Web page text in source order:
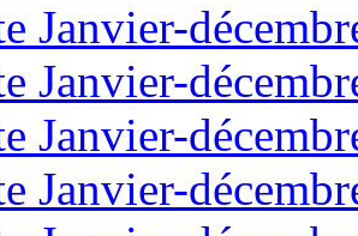
Janvier-
Janvier-
Janvier-
Janvier-